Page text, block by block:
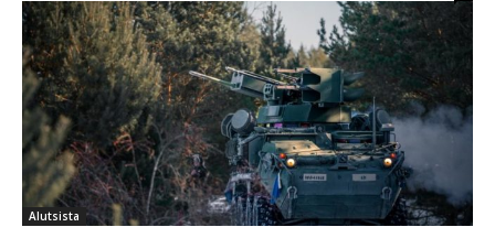
Alutsista